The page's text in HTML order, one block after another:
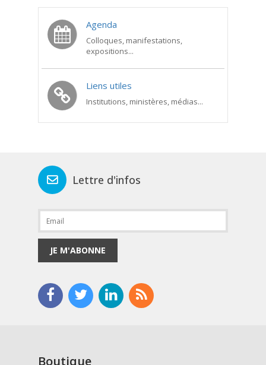
Agenda
Colloques, manifestations,
expositions...
Liens utiles
Institutions, ministères, médias...
Lettre d'infos
JE M'ABONNE
Boutique